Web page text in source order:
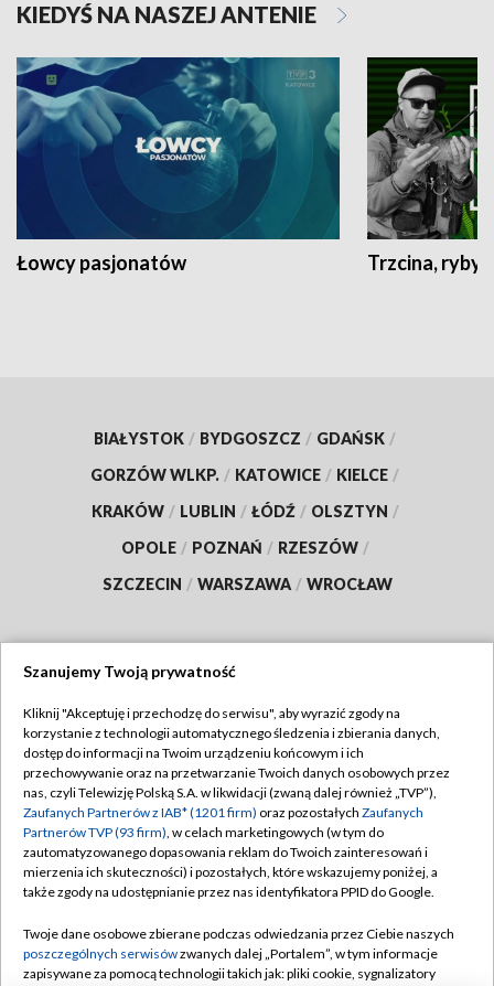
KIEDYŚ NA NASZEJ ANTENIE
Łowcy pasjonatów Trzcina, ryby
BIAŁYSTOK / BYDGOSZCZ / GDAŃSK /
GORZÓW WLKP. / KATOWICE / KIELCE /
KRAKÓW / LUBLIN / ŁÓDŹ / OLSZTYN /
OPOLE / POZNAŃ / RZESZÓW /
SZCZECIN / WARSZAWA / WROCŁAW
TVP
Abonament TVP
Emisja w TVP
Centrum informacji TVP
Naziemna Telewizja Cyfrowa
Rada Programowa
Regulamin TVP
Polityka prywatności
Moje zgody
Pomoc
Kontakt
Szanujemy Twoją prywatność
Kliknij "Akceptuję i przechodzę do serwisu", aby wyrazić zgody na
korzystanie z technologii automatycznego śledzenia i zbierania danych,
dostęp do informacji na Twoim urządzeniu końcowym i ich
przechowywanie oraz na przetwarzanie Twoich danych osobowych przez
nas, czyli Telewizję Polską S.A. w likwidacji (zwaną dalej również „TVP”),
Zaufanych Partnerów z IAB* (1201 firm) oraz pozostałych Zaufanych
Partnerów TVP (93 firm), w celach marketingowych (w tym do
zautomatyzowanego dopasowania reklam do Twoich zainteresowań i
mierzenia ich skuteczności) i pozostałych, które wskazujemy poniżej, a
także zgody na udostępnianie przez nas identyfikatora PPID do Google.
Twoje dane osobowe zbierane podczas odwiedzania przez Ciebie naszych
poszczególnych serwisówzwanych dalej „Portalem”, w tym informacje
zapisywane za pomocą technologii takich jak: pliki cookie, sygnalizatory